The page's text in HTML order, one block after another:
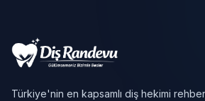
Türkiye'nin en kapsamlı diş hekimi